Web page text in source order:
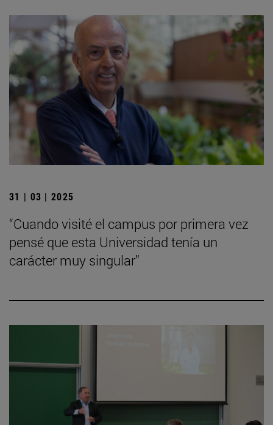
31 | 03 | 2025
“Cuando visité el campus por primera vez
pensé que esta Universidad tenía un
carácter muy singular”